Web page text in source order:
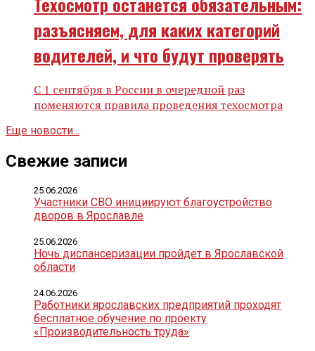
разъясняем, для каких категорий
водителей, и что будут проверять
С 1 сентября в России в очередной раз
поменяются правила проведения техосмотра
Еще новости...
Свежие записи
Участники СВО инициируют благоустройство
дворов в Ярославле
25.06.2026
Ночь диспансеризации пройдет в Ярославской
области
25.06.2026
Работники ярославских предприятий проходят
бесплатное обучение по проекту
«Производительность труда»
24.06.2026